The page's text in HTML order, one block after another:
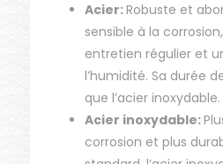
Acier:Robuste et
sensible à la
entretien régulier et
l’humidité. Sa durée
que l’acier inoxydable.
Acier inoxydable:
corrosion et plus